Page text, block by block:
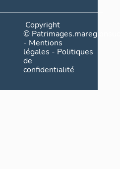
Copyright
©
- Mentions
légales - Politiques
de
confidentialité